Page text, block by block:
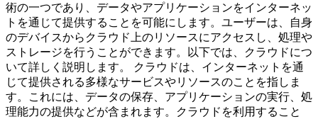
術の一つであり、データやアプリケーションをインターネッ
トを通じて提供することを可能にします。ユーザーは、自身
のデバイスからクラウド上のリソースにアクセスし、処理や
ストレージを行うことができます。以下では、クラウドにつ
いて詳しく説明します。 クラウドは、インターネットを通
じて提供される多様なサービスやリソースのことを指しま
す。これには、データの保存、アプリケーションの実行、処
理能力の提供などが含まれます。クラウドを利用すること